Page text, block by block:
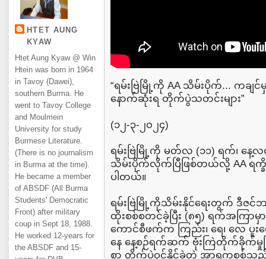
HTET AUNG
KYAW
Htet Aung Kyaw @ Win
Htein was born in 1964
in Tavoy (Dawei),
southern Burma. He
went to Tavoy College
and Moulmein
University for study
Burmese Literature.
(There is no journalism
in Burma at the time).
He became a member
of ABSDF (All Burma
Students' Democratic
Front) after military
coup in Sept 18, 1988.
He worked 12-years for
the ABSDF and 15-
“ရမ်းဗြဲမြို့ကို AA သိမ်းပိုက်... ကချ
နောက်ဆုံးရ တိုက်ပွဲသတင်းများ”
(၁၂-၃-၂၀၂၄)
ရမ်းဗြဲမြို့ကို မတ်လ (၁၁) ရက်၊ နေ့
သိမ်းပိုက်လိုက်ပြီဖြစ်တယ်လို့ AA ရ
ပါတယ်။
ရမ်းဗြဲမြို့ကိုသိမ်းနိုင်ရေးတွက် ဒီဇ
ထိုးစစ်စတင်ခဲ့ပြီး (၈၅) ရက်အကြာမှ
ကောင်စီဖက်က ကြည်း၊ ရေ၊ လေ ပူး
နေ နေ့စဉ်ရက်ဆက် ဗုံးကြဲတိုက်ခိုက်မှုက
စွာ တိုက်ပွဲဝင်နိုင်ခဲ့တဲ့ အာရက္ခစစ်